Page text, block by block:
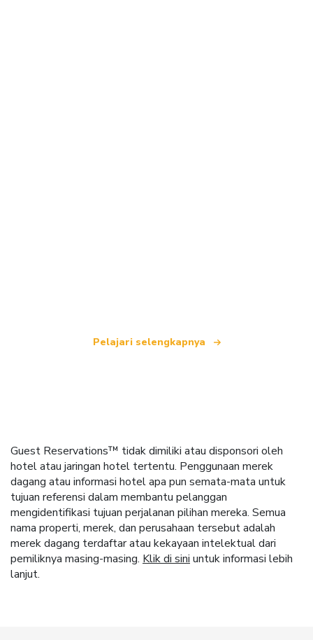
Pelajari selengkapnya
Guest Reservations™ tidak dimiliki atau disponsori oleh
hotel atau jaringan hotel tertentu. Penggunaan merek
dagang atau informasi hotel apa pun semata-mata untuk
tujuan referensi dalam membantu pelanggan
mengidentifikasi tujuan perjalanan pilihan mereka. Semua
nama properti, merek, dan perusahaan tersebut adalah
merek dagang terdaftar atau kekayaan intelektual dari
pemiliknya masing-masing. Klik di sini untuk informasi lebih
lanjut.